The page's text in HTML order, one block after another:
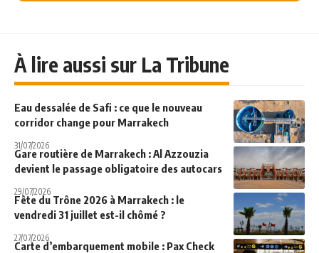
À lire aussi sur La Tribune
Eau dessalée de Safi : ce que le nouveau
corridor change pour Marrakech
31/07/2026
Gare routière de Marrakech : Al Azzouzia
devient le passage obligatoire des autocars
29/07/2026
Fête du Trône 2026 à Marrakech : le
vendredi 31 juillet est-il chômé ?
27/07/2026
Carte d’embarquement mobile : Pax Check